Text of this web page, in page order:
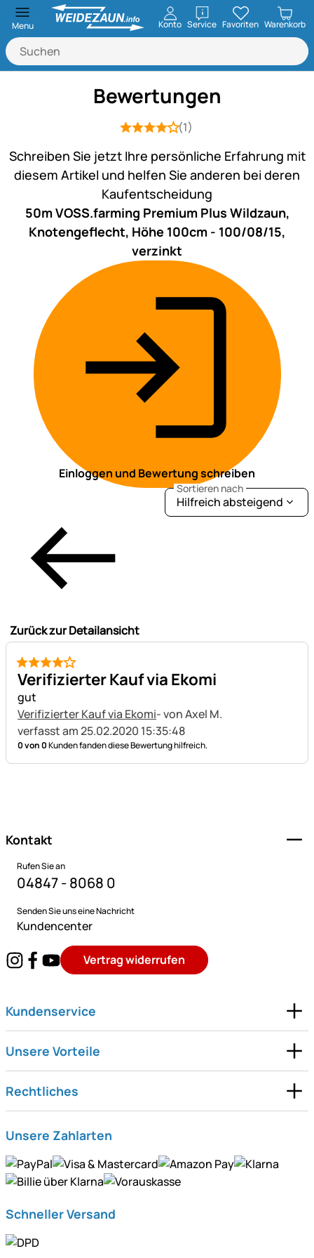
Menu Konto ServiceöffnenFavoriten Warenkorb
Bewertungen
Bewertung: 4 von 5 (1 Bewertungen)
1 Bewertung(1)
Schreiben Sie jetzt Ihre persönliche Erfahrung mit
diesem Artikel und helfen Sie anderen bei deren
Kaufentscheidung
50m VOSS.farming Premium Plus Wildzaun,
Knotengeflecht, Höhe 100cm - 100/08/15,
verzinkt
Einloggen und Bewertung schreiben
Zurück zur Detailansicht
Sortieren nach
Hilfreich absteigend
4 von 5
Verifizierter Kauf via Ekomi
gut
Verifizierter Kauf via Ekomi- von Axel M.
verfasst am 25.02.2020 15:35:48
0 von 0Kunden fanden diese Bewertung hilfreich.
Kontakt
Rufen Sie an
04847 - 8068 0
Senden Sie uns eine Nachricht
Kundencenter
Vertrag widerrufen
Kundenservice
Unsere Vorteile
Rechtliches
Unsere Zahlarten
Schneller Versand